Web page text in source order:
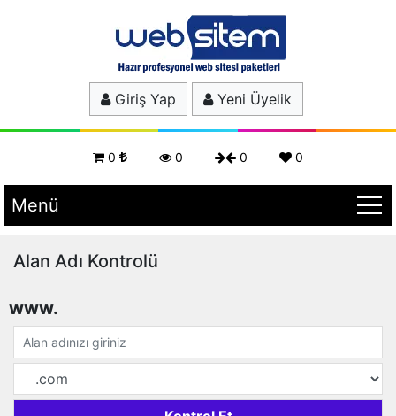
Giriş Yap Yeni Üyelik
0 0 0 0
Menü
Alan Adı Kontrolü
www.